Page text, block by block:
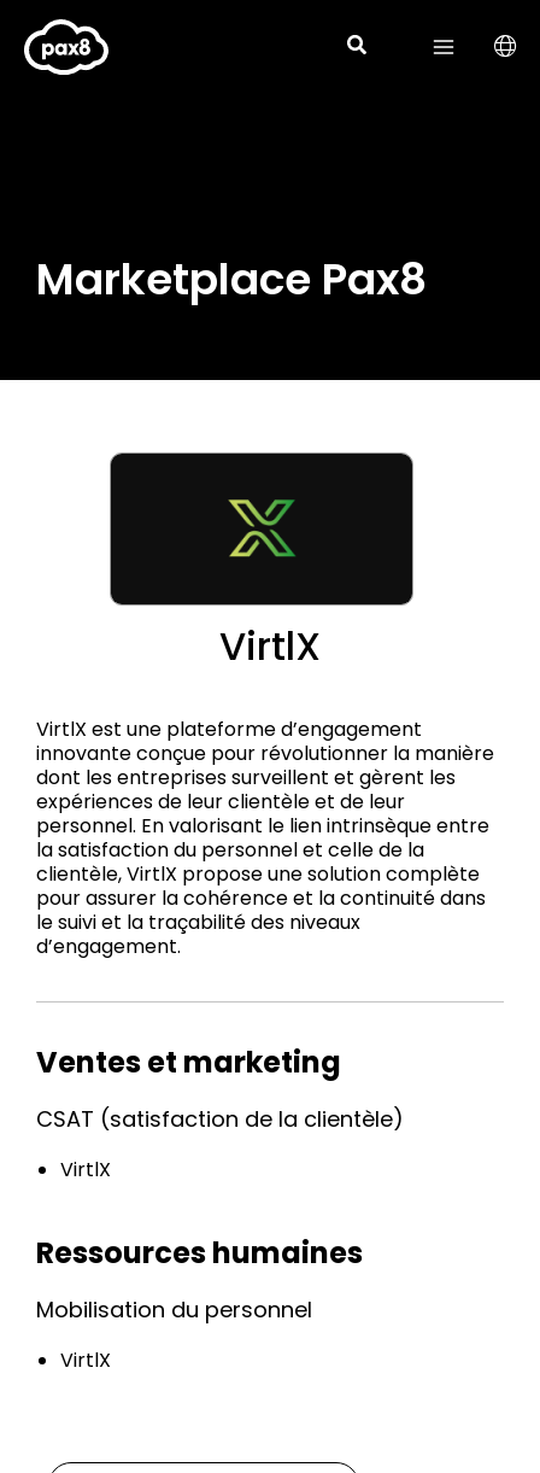
contenu
Marketplace Pax8
VirtlX
VirtlX est une plateforme d’engagement
innovante conçue pour révolutionner la manière
dont les entreprises surveillent et gèrent les
expériences de leur clientèle et de leur
personnel. En valorisant le lien intrinsèque entre
la satisfaction du personnel et celle de la
clientèle, VirtlX propose une solution complète
pour assurer la cohérence et la continuité dans
le suivi et la traçabilité des niveaux
d’engagement.
Ventes et marketing
CSAT (satisfaction de la clientèle)
VirtlX
Ressources humaines
Mobilisation du personnel
VirtlX